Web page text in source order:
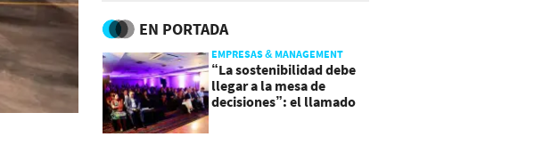
EN PORTADA
EMPRESAS & MANAGEMENT
“La sostenibilidad debe
llegar a la mesa de
decisiones”: el llamado